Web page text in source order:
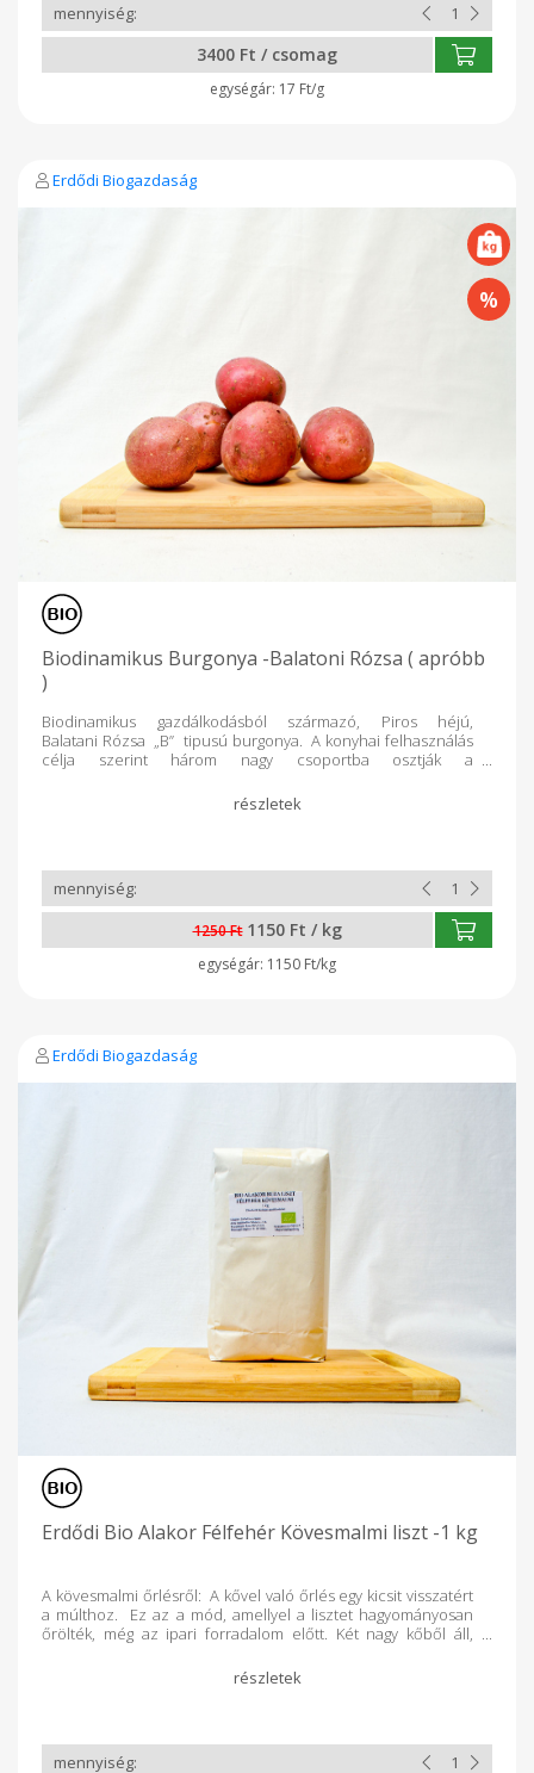
3400 Ft / csomag
17 Ft/g
Erdődi Biogazdaság
Biodinamikus Burgonya -Balatoni Rózsa ( apróbb
)
Biodinamikus gazdálkodásból származó, Piros héjú,
Balatani Rózsa „B” tipusú burgonya. A konyhai felhasználás
célja szerint három nagy csoportba osztják a
keményítőtartalomtól függ, mennyire fő szét a krumpli, vagy
mennyire marad lisztes, szemcsés. Ez utóbbiaknak a
keményítőtartalom-határértékek között álló fajtákat
esetenként „A-B” és „B-C” jelöléssel különböztetik meg.
1250 Ft 1150 Ft / kg
1150 Ft/kg
Erdődi Biogazdaság
Erdődi Bio Alakor Félfehér Kövesmalmi liszt -1 kg
A kövesmalmi őrlésről: A kővel való őrlés egy kicsit visszatért
a múlthoz. Ez az a mód, amellyel a lisztet hagyományosan
őrölték, még az ipari forradalom előtt. Két nagy kőből áll,
lisztté nem válik. Mivel ebben az őrlési folyamatban a búza
kevéssé melegedik, mert a hőt inkább a kő veszi fel, így a hő
enyhén szitálják, hogy megszabaduljanak a korpa egy
részétől, és fehér lisztet kapjanak. A kővel őrölt liszt